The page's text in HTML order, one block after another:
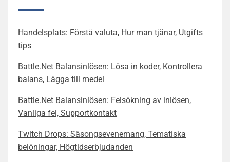
Handelsplats: Förstå valuta, Hur man tjänar, Utgifts
tips
Battle.Net Balansinlösen: Lösa in koder, Kontrollera
balans, Lägga till medel
Battle.Net Balansinlösen: Felsökning av inlösen,
Vanliga fel, Supportkontakt
Twitch Drops: Säsongsevenemang, Tematiska
belöningar, Högtidserbjudanden